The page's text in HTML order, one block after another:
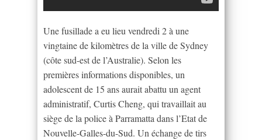
Une fusillade a eu lieu vendredi 2 à une
vingtaine de kilomètres de la ville de Sydney
(côte sud-est de l’Australie). Selon les
premières informations disponibles, un
adolescent de 15 ans aurait abattu un agent
administratif, Curtis Cheng, qui travaillait au
siège de la police à Parramatta dans l’Etat de
Nouvelle-Galles-du-Sud. Un échange de tirs